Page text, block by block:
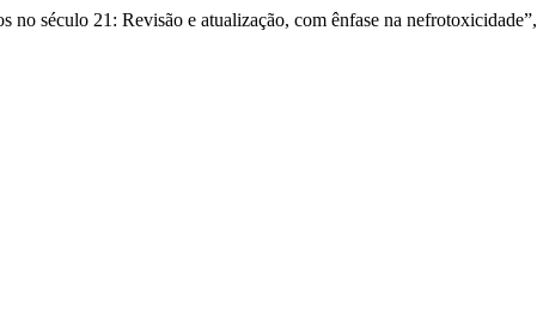
século 21: Revisão e atualização, com ênfase na nefrotoxicidade”,